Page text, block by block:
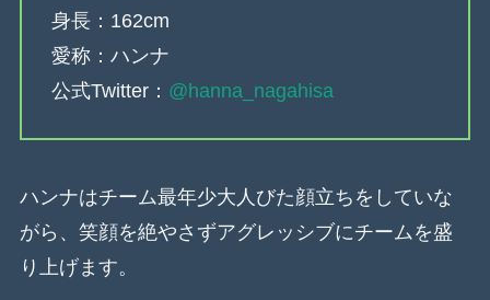
身長：162cm
愛称：ハンナ
公式Twitter： @hanna_nagahisa
ハンナはチーム最年少大人びた顔立ちをしていな
がら、笑顔を絶やさずアグレッシブにチームを盛
り上げます。